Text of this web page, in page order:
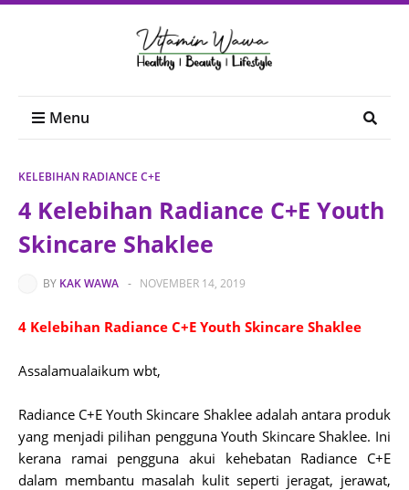
Menu
KELEBIHAN RADIANCE C+E
4 Kelebihan Radiance C+E Youth
Skincare Shaklee
BY KAK WAWA - NOVEMBER 14, 2019
4 Kelebihan Radiance C+E Youth Skincare Shaklee
Assalamualaikum wbt,
Radiance C+E Youth Skincare Shaklee adalah antara produk
yang menjadi pilihan pengguna Youth Skincare Shaklee. Ini
kerana ramai pengguna akui kehebatan Radiance C+E
dalam membantu masalah kulit seperti jeragat, jerawat,